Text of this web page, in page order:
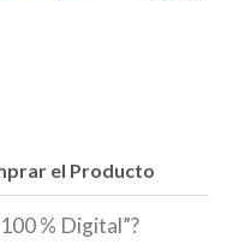
el Producto
% Digital”?